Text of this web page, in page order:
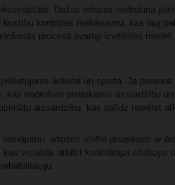
Dažas ortozes nodrošina
kontroles mehānismu, kas ļauj
procesā svarīgi izvēlēties
ikdienā un sportā. Ja
kas nodrošina pietiekamu aizsardzību
aizsardzību, kas palīdz novērst
risinājumu, ortozes izvēle jāsaskaņo ar
vislabāk atbilst konkrētajai situācijai